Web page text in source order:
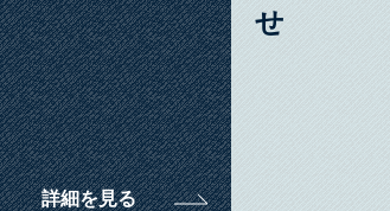
詳細を見る